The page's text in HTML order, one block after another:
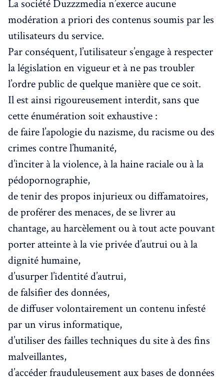
La société Duzzzmedia n’exerce aucune
modération a priori des contenus soumis par les
utilisateurs du service.
Par conséquent, l’utilisateur s’engage à respecter
la législation en vigueur et à ne pas troubler
l’ordre public de quelque manière que ce soit.
Il est ainsi rigoureusement interdit, sans que
cette énumération soit exhaustive :
de faire l’apologie du nazisme, du racisme ou des
crimes contre l’humanité,
d’inciter à la violence, à la haine raciale ou à la
pédopornographie,
de tenir des propos injurieux ou diffamatoires,
de proférer des menaces, de se livrer au
chantage, au harcèlement ou à tout acte pouvant
porter atteinte à la vie privée d’autrui ou à la
dignité humaine,
d’usurper l’identité d’autrui,
de falsifier des données,
de diffuser volontairement un contenu infesté
par un virus informatique,
d’utiliser des failles techniques du site à des fins
malveillantes,
d’accéder frauduleusement aux bases de données